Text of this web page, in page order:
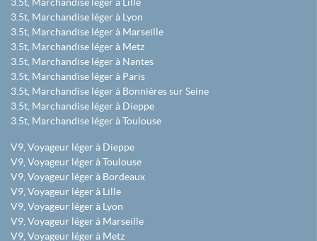
3.5t, Marchandise léger à Lyon
3.5t, Marchandise léger à Marseille
3.5t, Marchandise léger à Metz
3.5t, Marchandise léger à Nantes
3.5t, Marchandise léger à Paris
3.5t, Marchandise léger à Bonnières sur Seine
3.5t, Marchandise léger à Dieppe
3.5t, Marchandise léger à Toulouse
V9, Voyageur léger à Dieppe
V9, Voyageur léger à Toulouse
V9, Voyageur léger à Bordeaux
V9, Voyageur léger à Lille
V9, Voyageur léger à Lyon
V9, Voyageur léger à Marseille
V9, Voyageur léger à Metz